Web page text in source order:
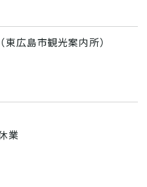
広島市観光案内所）
業